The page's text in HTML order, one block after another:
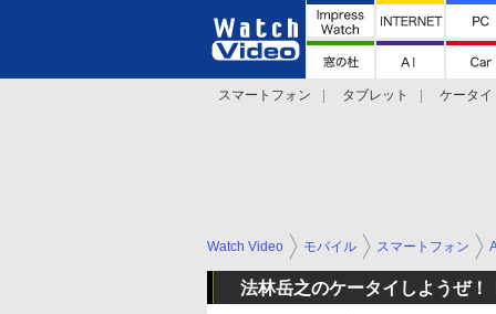
スマートフォン タブレット ケータイ
Watch Video モバイル スマートフォン
法林岳之のケータイしようぜ！